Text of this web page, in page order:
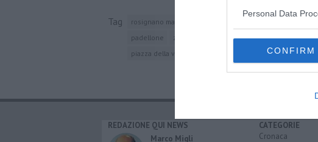
Personal Data
CONFIRM
Tag rosignano marittimo
padellone
zona di libero scambio transatlantico
piazza della vittoria
REDAZIONE QUI NEWS
Marco Migli
CATEGORIE
Cronaca